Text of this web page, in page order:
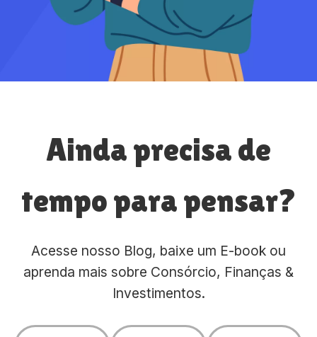
Ainda precisa de
tempo para pensar?
Acesse nosso Blog, baixe um E-book ou
aprenda mais sobre Consórcio, Finanças &
Investimentos.